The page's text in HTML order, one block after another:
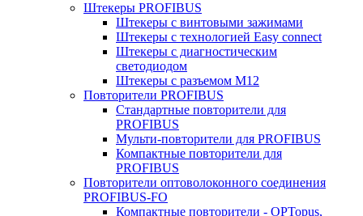
Штекеры PROFIBUS
Штекеры с винтовыми зажимами
Штекеры с технологией Easy connect
Штекеры с диагностическим
светодиодом
Штекеры с разъемом М12
Повторители PROFIBUS
Стандартные повторители для
PROFIBUS
Мульти-повторители для PROFIBUS
Компактные повторители для
PROFIBUS
Повторители оптоволоконного соединения
PROFIBUS-FO
Компактные повторители - OPTopus,